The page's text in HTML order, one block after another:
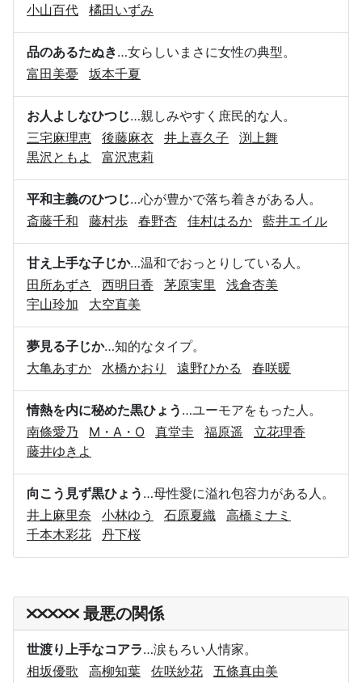
小山百代 橘田いずみ
品のあるたぬき…女らしいまさに女性の典型。
富田美憂
坂本千夏
お人よしなひつじ…親しみやすく庶民的な人。
三宅麻理恵
後藤麻衣 井上喜久子
渕上舞
黒沢ともよ
富沢恵莉
平和主義のひつじ…心が豊かで落ち着きがある人。
斎藤千和
藤村歩 春野杏 佳村はるか 藍井エイル
甘え上手な子じか…温和でおっとりしている人。
田所あずさ
西明日香 茅原実里
浅倉杏美
宇山玲加
大空直美
夢見る子じか…知的なタイプ。
大亀あすか
水橋かおり 遠野ひかる 春咲暖
情熱を内に秘めた黒ひょう …ユーモアをもった人。
南條愛乃
M・A・O 真堂圭 福原遥
立花理香
藤井ゆきよ
向こう見ず黒ひょう …母性愛に溢れ包容力がある人。
井上麻里奈
小林ゆう 石原夏織
高橋ミナミ
千本木彩花
丹下桜
最悪の関係
世渡り上手なコアラ…涙もろい人情家。
相坂優歌
高柳知葉 佐咲紗花 五條真由美